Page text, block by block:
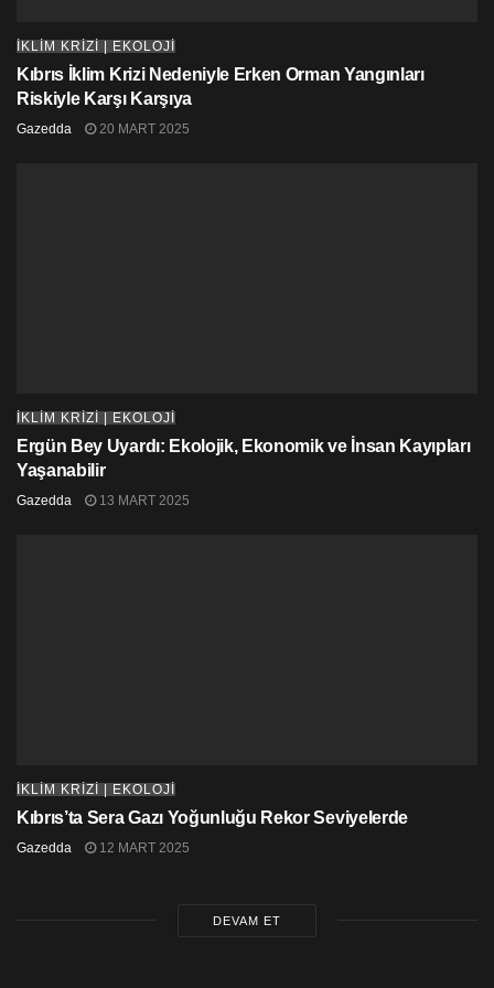
İKLİM KRİZİ | EKOLOJİ
Kıbrıs İklim Krizi Nedeniyle Erken Orman Yangınları
Riskiyle Karşı Karşıya
Gazedda 20 MART 2025
İKLİM KRİZİ | EKOLOJİ
Ergün Bey Uyardı: Ekolojik, Ekonomik ve İnsan Kayıpları
Yaşanabilir
Gazedda 13 MART 2025
İKLİM KRİZİ | EKOLOJİ
Kıbrıs’ta Sera Gazı Yoğunluğu Rekor Seviyelerde
Gazedda 12 MART 2025
DEVAM ET